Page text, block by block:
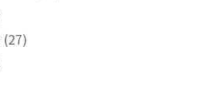
(27)